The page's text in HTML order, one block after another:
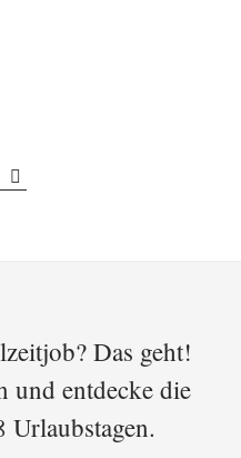
Das geht!
und entdecke die